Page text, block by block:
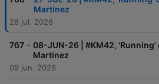
Martínez
28 jul. 2026
767 - 08-JUN-26 | #KM42, 'Running'
Martínez
09 jun. 2026